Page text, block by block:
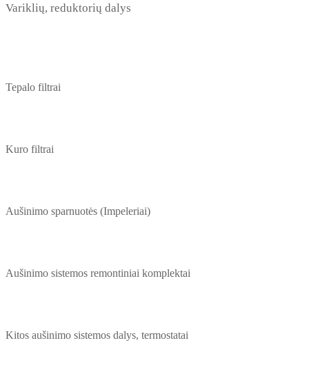
Variklių, reduktorių dalys
Tepalo filtrai
Kuro filtrai
Aušinimo sparnuotės (Impeleriai)
Aušinimo sistemos remontiniai komplektai
Kitos aušinimo sistemos dalys, termostatai